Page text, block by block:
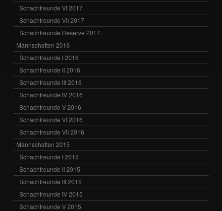
Schachfreunde VI 2017
Schachfreunde VII 2017
Schachfreunde Reserve 2017
Mannschaften 2016
Schachfreunde I 2016
Schachfreunde II 2016
Schachfreunde III 2016
Schachfreunde IV 2016
Schachfreunde V 2016
Schachfreunde VI 2016
Schachfreunde VII 2016
Mannschaften 2015
Schachfreunde I 2015
Schachfreunde II 2015
Schachfreunde III 2015
Schachfreunde IV 2015
Schachfreunde V 2015